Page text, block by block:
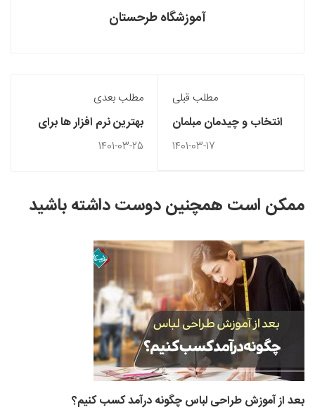
آموزشگاه طرحستان
مطلب قبلی
انتخاب و چیدمان مبلمان
برای خانه های کوچک
1401-03-17
مطلب بعدی
بهترین نرم افزار ها برای
ساخت انیمیشن سه بعدی
1401-03-25
ممکن است همچنین دوست داشته باشید
بعد از آموزش طراحی لباس چگونه درآمد کسب کنیم؟